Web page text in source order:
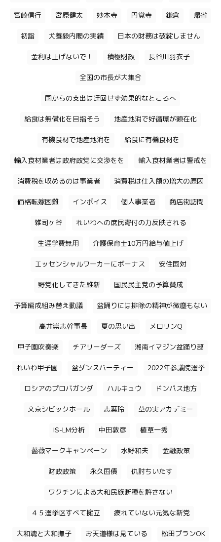
宮崎信行 宮原健太 妙本寺 円覚寺 鎌倉 帰省
初詣 犬養毅内閣の実績 日本の財務は破綻しません
金利は上げないで！ 積極財政 長谷川羽衣子
全国の市長が大集合
国からの支出は迂回せず効果的なところへ
給食は無償化を目指そう 地産地消で好循環が顕在化
有機食材で地産地消を 給食に有機食材を
輸入食材業者は政府政党に交渉をを 輸入食材業者は警戒を
消費税を収めるのは事業者 消費税は仕入額の増大の原因
価格転嫁困難 インボイス 個人事業者 商店街訪問
雑司ヶ谷 れいわへの庶民寄付の力反映される
生涯学費無用 介護保育士10万円給与値上げ
エッセンシャルワーカーにボーナス 安住国対
野党化してきた維新 国民民主党の予算賛成
予算編成組み替え動議 盆踊りには排除の精神が微塵もない
高井崇志幹事長 夏の思い出 メロリンQ
甲子園吹奏楽 チアリーダーズ 湘南イマジン盆踊り部
れいわ甲子園 盆ダンスパーティー 2022年参議院選挙
ロシアのプロバガンダ ハルキュウ ドンパス地方
文京シビックホール 志葉玲 草の実アカデミー
IS-LM分析 中田敦彦 植草一秀
薔薇マークキャンペーン 水野和夫 金融政策
財政政策 永久国債 仇討ちいたす
ワクチンによる大和民族断種を許さない
４５選挙区すべて擁立 疲れていない元気な新党
大和魂と大和撫子 お天道様は見ている 松田プランOK